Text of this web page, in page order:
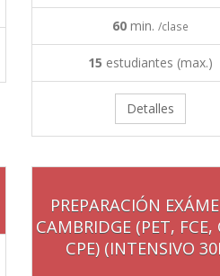
60min. /clase
15 estudiantes (max.)
Detalles
PREPARACIÓN
CAMBRIDGE (PET, FCE,
CPE) (INTENSIVO